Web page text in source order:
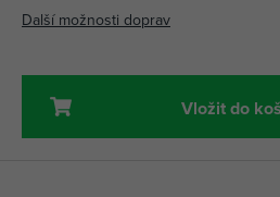
Další možnosti doprav
Vložit do